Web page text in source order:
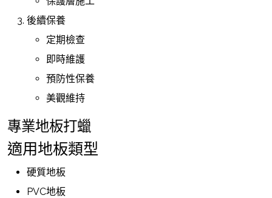
後續保養
定期檢查
即時維護
預防性保養
美觀維持
專業地板打蠟
適用地板類型
硬質地板
PVC地板